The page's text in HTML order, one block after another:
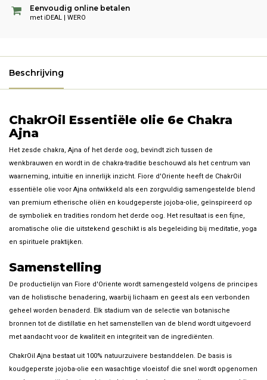
Eenvoudig online betalen
met iDEAL | WERO
Beschrijving
ChakrOil Essentiële olie 6e Chakra
Ajna
Het zesde chakra, Ajna of het derde oog, bevindt zich tussen de
wenkbrauwen en wordt in de chakra-traditie beschouwd als het centrum van
waarneming, intuïtie en innerlijk inzicht. Fiore d'Oriente heeft de ChakrOil
essentiële olie voor Ajna ontwikkeld als een zorgvuldig samengestelde blend
van premium etherische oliën en koudgeperste jojoba-olie, geïnspireerd op
de symboliek en tradities rondom het derde oog. Het resultaat is een fijne,
aromatische olie die uitstekend geschikt is als begeleiding bij meditatie, yoga
en spirituele praktijken.
Samenstelling
De productielijn van Fiore d'Oriente wordt samengesteld volgens de principes
van de holistische benadering, waarbij lichaam en geest als een verbonden
geheel worden benaderd. Elk stadium van de selectie van botanische
bronnen tot de distillatie en het samenstellen van de blend wordt uitgevoerd
met aandacht voor de kwaliteit en integriteit van de ingrediënten.
ChakrOil Ajna bestaat uit 100% natuurzuivere bestanddelen. De basis is
koudgeperste jojoba-olie een wasachtige vloeistof die snel wordt opgenomen